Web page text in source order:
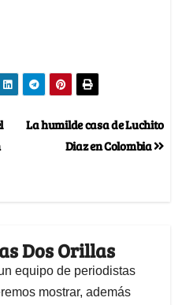
La humilde casa de Luchito
Diaz en Colombia
Dos Orillas
equipo de periodistas
mostrar, además